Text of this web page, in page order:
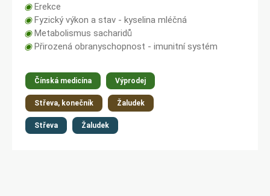
◉Erekce
◉Fyzický výkon a stav - kyselina mléčná
◉Metabolismus sacharidů
◉Přirozená obranyschopnost - imunitní systém
Čínská medicína Výprodej
Střeva, konečník Žaludek
Střeva Žaludek